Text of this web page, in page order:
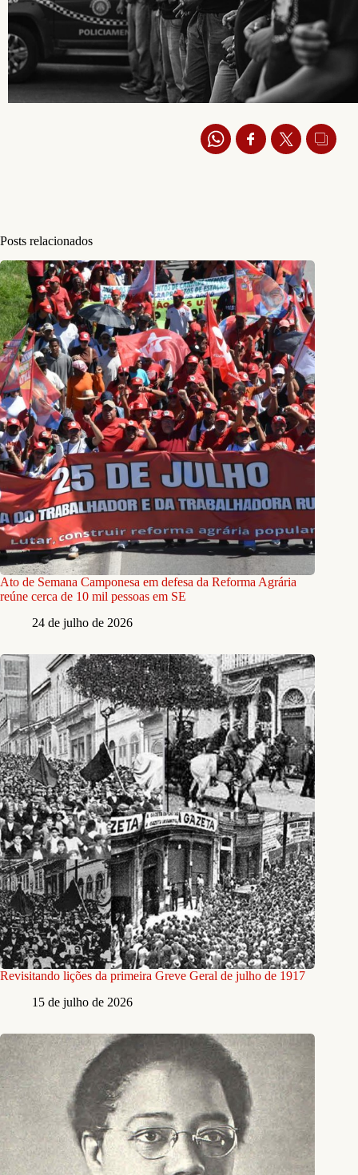
Posts relacionados
Ato de Semana Camponesa em defesa da Reforma Agrária
reúne cerca de 10 mil pessoas em SE
24 de julho de 2026
Revisitando lições da primeira Greve Geral de julho de 1917
15 de julho de 2026